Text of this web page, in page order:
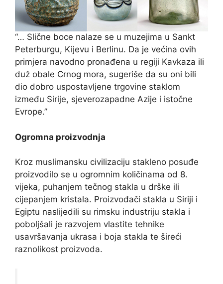
“… Slične boce nalaze se u muzejima u Sankt
Peterburgu, Kijevu i Berlinu. Da je većina ovih
primjera navodno pronađena u regiji Kavkaza ili
duž obale Crnog mora, sugeriše da su oni bili
dio dobro uspostavljene trgovine staklom
između Sirije, sjeverozapadne Azije i istočne
Evrope.”
Ogromna proizvodnja
Kroz muslimansku civilizaciju stakleno posuđe
proizvodilo se u ogromnim količinama od 8.
vijeka, puhanjem tečnog stakla u drške ili
cijepanjem kristala. Proizvođači stakla u Siriji i
Egiptu naslijedili su rimsku industriju stakla i
poboljšali je razvojem vlastite tehnike
usavršavanja ukrasa i boja stakla te šireći
raznolikost proizvoda.